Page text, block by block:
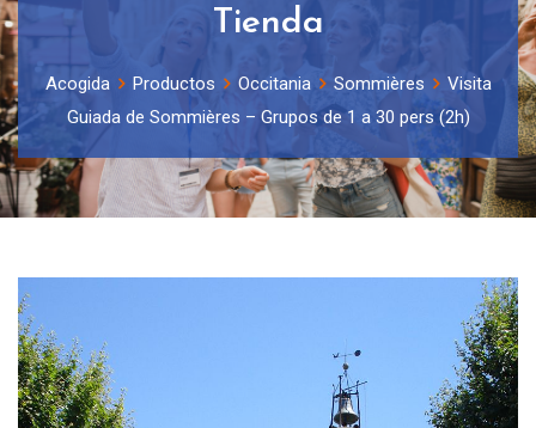
Tienda
Acogida Productos Occitania Sommières
Visita
Guiada de Sommières – Grupos de 1 a 30 pers (2h)